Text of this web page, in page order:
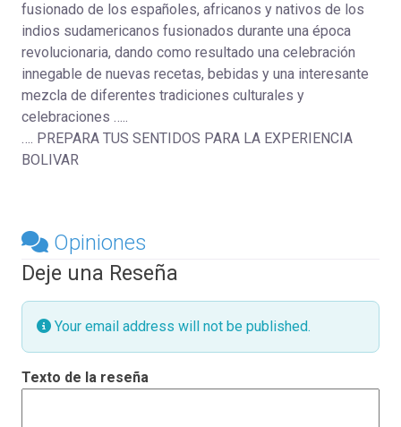
fusionado de los españoles, africanos y nativos de los
indios sudamericanos fusionados durante una época
revolucionaria, dando como resultado una celebración
innegable de nuevas recetas, bebidas y una interesante
mezcla de diferentes tradiciones culturales y
celebraciones …..
…. PREPARA TUS SENTIDOS PARA LA EXPERIENCIA
BOLIVAR
Opiniones
Deje una Reseña
Your email address will not be published.
Texto de la reseña